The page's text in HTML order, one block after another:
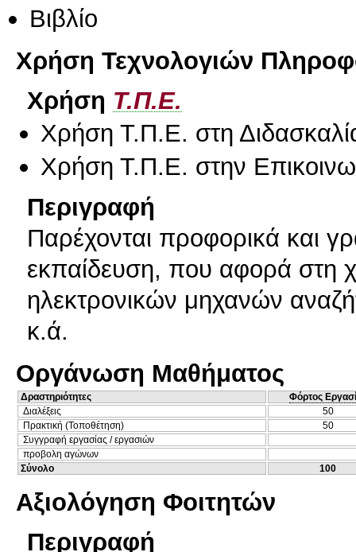
Βιβλίο
Χρήση Τεχνολογιών
Χρήση Τ.Π.Ε.
Χρήση Τ.Π.Ε. στη
Χρήση Τ.Π.Ε. στην
Περιγραφή
Παρέχονται προφορικά και
εκπαίδευση, που αφορά στη
ηλεκτρονικών μηχανών
κ.ά.
Οργάνωση Μαθήματος
Δραστηριότητες
Φόρτος
Διαλέξεις
50
Πρακτική (Τοποθέτηση)
50
Συγγραφή εργασίας / εργασιών
προβολη αγώνων
Σύνολο
100
Αξιολόγηση Φοιτητών
Περιγραφή